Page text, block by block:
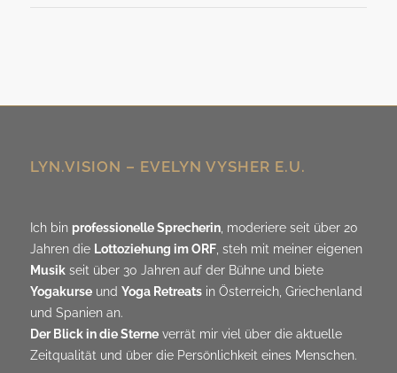
LYN.VISION – EVELYN VYSHER E.U.
Ich bin professionelle Sprecherin, moderiere seit über 20
Jahren die Lottoziehung im ORF, steh mit meiner eigenen
Musikseit über 30 Jahren auf der Bühne und biete
Yogakurseund Yoga Retreatsin Österreich, Griechenland
und Spanien an.
Der Blick in die Sterneverrät mir viel über die aktuelle
Zeitqualität und über die Persönlichkeit eines Menschen.